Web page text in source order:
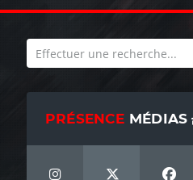
PRÉSENCE MÉDIAS